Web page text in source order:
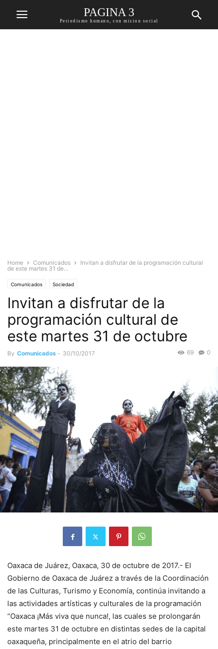
PAGINA 3
Periodismo humano, con mision social
Home Comunicados
Invitan a disfrutar de la programación cultural
de este martes 31 de...
Comunicados Sociedad
Invitan a disfrutar de la
programación cultural de
este martes 31 de octubre
By Comunicados - 30/10/2017 0
69
Oaxaca de Juárez, Oaxaca, 30 de octubre de 2017.- El
Gobierno de Oaxaca de Juárez a través de la Coordinación
de las Culturas, Turismo y Economía, continúa invitando a
las actividades artísticas y culturales de la programación
“Oaxaca ¡Más viva que nunca!, las cuales se prolongarán
este martes 31 de octubre en distintas sedes de la capital
oaxaqueña, principalmente en el atrio del barrio